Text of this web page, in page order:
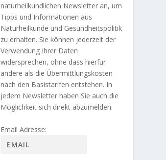
naturheilkundlichen Newsletter an, um
Tipps und Informationen aus
Naturheilkunde und Gesundheitspolitik
zu erhalten. Sie können jederzeit der
Verwendung Ihrer Daten
widersprechen, ohne dass hierfür
andere als die Übermittlungskosten
nach den Basistarifen entstehen. In
jedem Newsletter haben Sie auch die
Möglichkeit sich direkt abzumelden.
Email Adresse: